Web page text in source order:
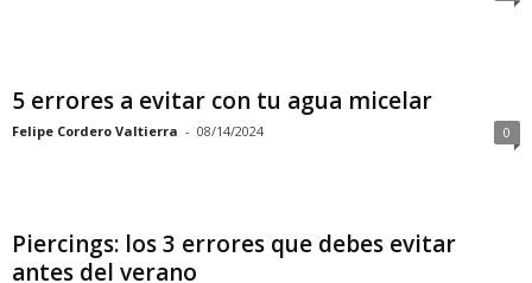
5 errores a evitar con tu agua micelar
Felipe Cordero Valtierra - 08/14/2024 0
Piercings: los 3 errores que debes evitar
antes del verano